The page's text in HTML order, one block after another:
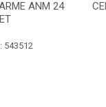
ANM 24
543512